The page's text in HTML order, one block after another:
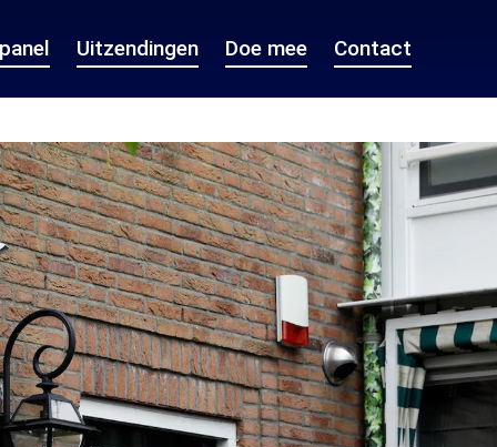
Uitzendingen Doe mee Contact